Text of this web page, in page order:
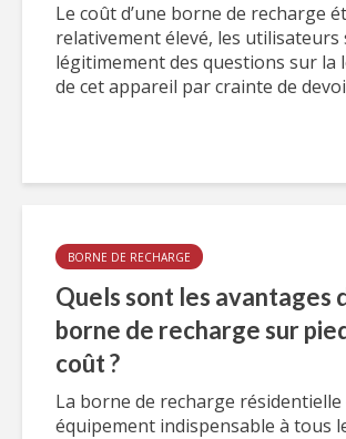
Le coût d’une borne de recharge
relativement élevé, les utilisateurs
légitimement des questions sur la
de cet appareil par crainte de
BORNE DE RECHARGE
Quels sont les avantages
borne de recharge sur
coût ?
La borne de recharge résidentielle
équipement indispensable à tous